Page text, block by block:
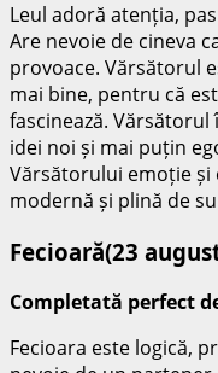
Leul adoră atenția,
Are nevoie de cineva
provoace. Vărsătorul
mai bine, pentru că
fascinează. Vărsătorul
idei noi și mai puțin
Vărsătorului emoție și
modernă și plină de
Fecioară(23
Completată perfect
Fecioara este logică,